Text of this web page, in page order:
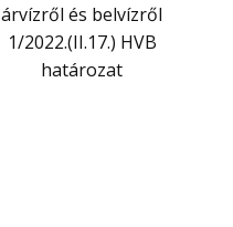
árvízről és belvízről
1/2022.(II.17.) HVB
határozat